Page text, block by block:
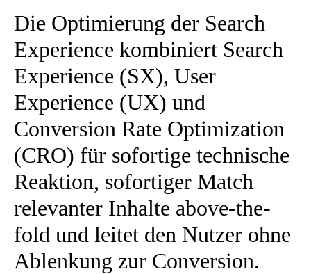
Die Optimierung der Search
Experience kombiniert Search
Experience (SX), User
Experience (UX) und
Conversion Rate Optimization
(CRO) für sofortige technische
Reaktion, sofortiger Match
relevanter Inhalte above-the-
fold und leitet den Nutzer ohne
Ablenkung zur Conversion.